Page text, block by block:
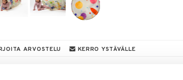
ARVOSTELU KERRO YSTÄVÄLLE
löydöt kotiin!